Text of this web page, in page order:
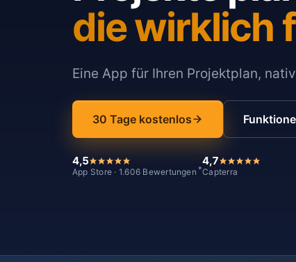
die wirklich
Eine App für Ihren Projektplan,
30 Tage kostenlos
4,5
App Store · 1.606 Bewertungen *
4,7
Capterra